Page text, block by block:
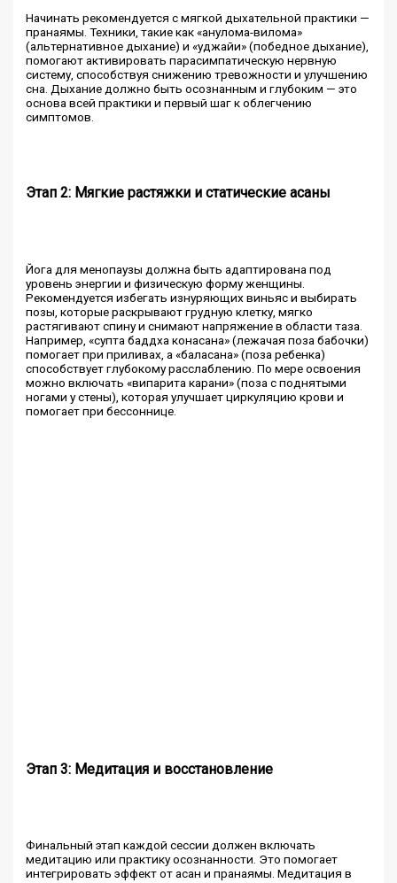
Начинать рекомендуется с мягкой дыхательной практики —
пранаямы. Техники, такие как «анулома-вилома»
(альтернативное дыхание) и «уджайи» (победное дыхание),
помогают активировать парасимпатическую нервную
систему, способствуя снижению тревожности и улучшению
сна. Дыхание должно быть осознанным и глубоким — это
основа всей практики и первый шаг к облегчению
симптомов.
Этап 2: Мягкие растяжки и статические асаны
Йога для менопаузы должна быть адаптирована под
уровень энергии и физическую форму женщины.
Рекомендуется избегать изнуряющих виньяс и выбирать
позы, которые раскрывают грудную клетку, мягко
растягивают спину и снимают напряжение в области таза.
Например, «супта баддха конасана» (лежачая поза бабочки)
помогает при приливах, а «баласана» (поза ребенка)
способствует глубокому расслаблению. По мере освоения
можно включать «випарита карани» (поза с поднятыми
ногами у стены), которая улучшает циркуляцию крови и
помогает при бессоннице.
Этап 3: Медитация и восстановление
Финальный этап каждой сессии должен включать
медитацию или практику осознанности. Это помогает
интегрировать эффект от асан и пранаямы. Медитация в